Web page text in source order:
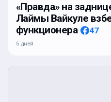
«Правда» на
Лаймы Вайкуле
функционера
47
5 дней